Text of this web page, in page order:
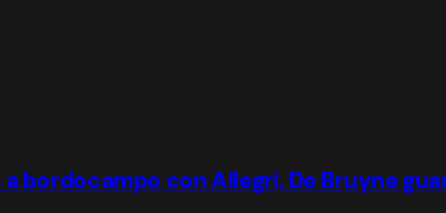
bordocampo con Allegri, De Bruyne